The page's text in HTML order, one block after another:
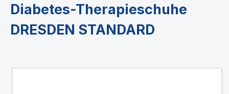
Diabetes-Therapieschuhe
DRESDEN STANDARD